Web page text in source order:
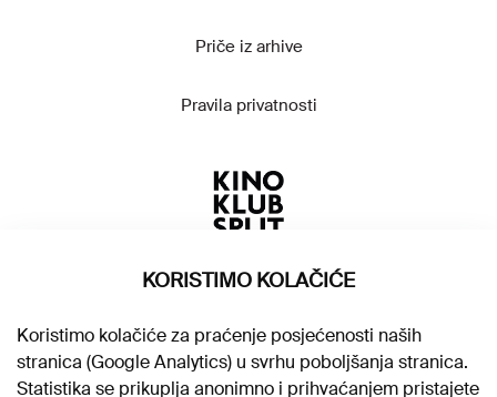
Priče iz arhive
Pravila privatnosti
KORISTIMO KOLAČIĆE
Koristimo kolačiće za praćenje posjećenosti naših
stranica (Google Analytics) u svrhu poboljšanja stranica.
Statistika se prikuplja anonimno i prihvaćanjem pristajete